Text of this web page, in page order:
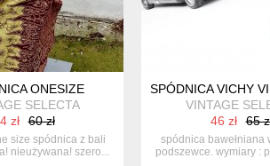
– ROZM. 38 KIESZENIE GUZIKI
ONESIZE
SELECTA
zł
60 zł
size spódnica z bali
nieużywana! szero...
SPÓDNICA VICHY
VINTAGE
46 zł
65
spódnica bawełniana
podszewce. wymiary :